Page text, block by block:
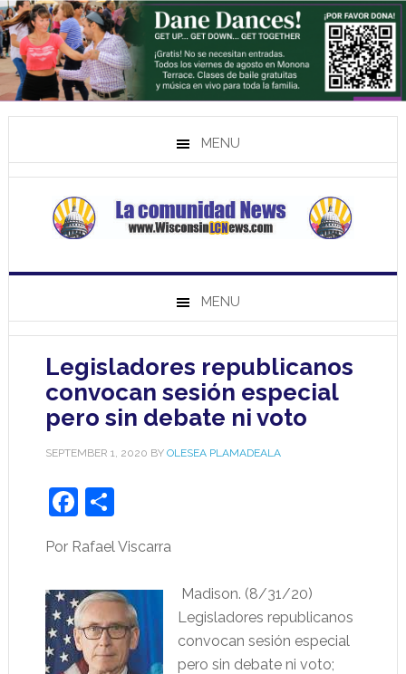
MENU
MENU
Legisladores republicanos
convocan sesión especial
pero sin debate ni voto
SEPTEMBER 1, 2020 BY OLESEA PLAMADEALA
Facebook
Share
Por Rafael Viscarra
Madison. (8/31/20)
Legisladores republicanos
convocan sesión especial
pero sin debate ni voto;